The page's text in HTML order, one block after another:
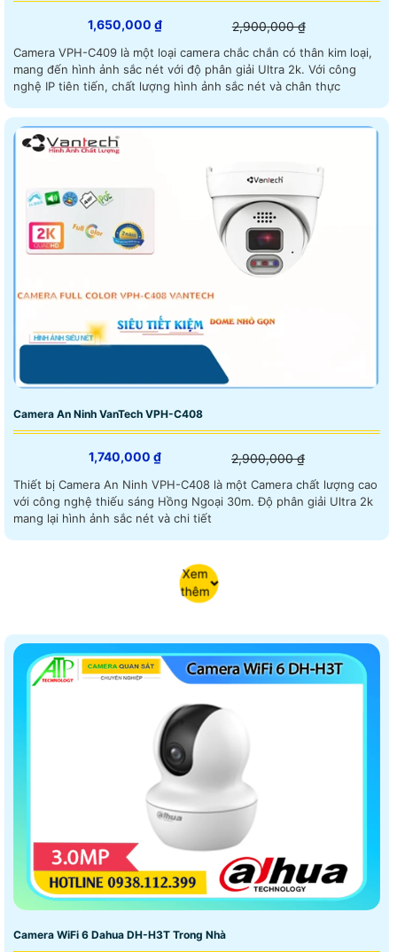
1,650,000 ₫ 2,900,000 ₫
Camera VPH-C409 là một loại camera chắc chắn có thân kim loại,
mang đến hình ảnh sắc nét với độ phân giải Ultra 2k. Với công
nghệ IP tiên tiến, chất lượng hình ảnh sắc nét và chân thực
Camera An Ninh VanTech VPH-C408
1,740,000 ₫ 2,900,000 ₫
Thiết bị Camera An Ninh VPH-C408 là một Camera chất lượng cao
với công nghệ thiếu sáng Hồng Ngoại 30m. Độ phân giải Ultra 2k
mang lại hình ảnh sắc nét và chi tiết
Xem
thêm
Camera WiFi 6 Dahua DH-H3T Trong Nhà